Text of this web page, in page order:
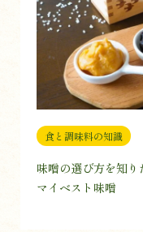
食と調味料の知識
味噌の選び方を知
マイベスト味噌